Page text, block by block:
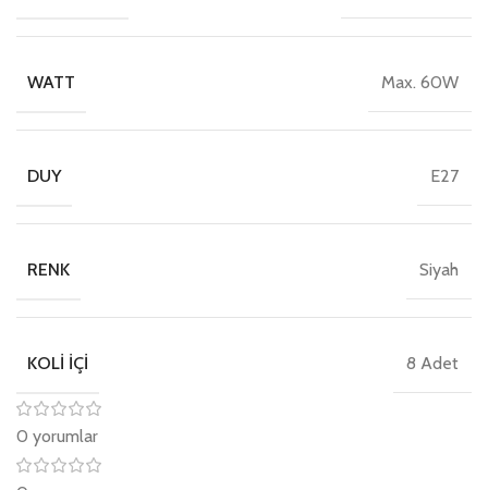
WATT Max. 60W
DUY E27
RENK Siyah
KOLI İÇI 8 Adet
0 yorumlar